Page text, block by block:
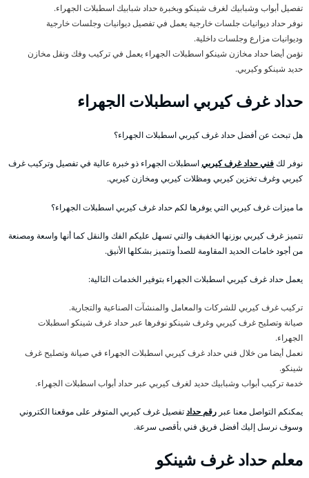
تفصيل أبواب وشبابيك لغرف شينكو وبخبرة حداد شبابيك اسطبلات الجهراء.
نوفر حداد ديوانيات جلسات خارجية يعمل في تفصيل ديوانيات وجلسات خارجية
وديوانيات مزارع وجلسات داخلية.
نؤمن أيضا حداد مخازن شينكو اسطبلات الجهراء يعمل في تركيب وفك ونقل مخازن
حديد شينكو وكيربي.
حداد غرف كيربي اسطبلات الجهراء
هل تبحث عن أفضل حداد غرف كيربي اسطبلات الجهراء؟
نوفر لكفني حداد غرف كيربياسطبلات الجهراء ذو خبرة عالية في تفصيل وتركيب غرف
كيربي وغرف تخزين كيربي ومظلات كيربي ومخازن كيربي.
ما ميزات غرف كيربي التي يوفرها لكم حداد غرف كيربي اسطبلات الجهراء؟
تتميز غرف كيربي بوزنها الخفيف والتي تسهل عليكم الفك والنقل كما أنها واسعة ومصنعة
من أجود خامات الحديد المقاومة للصدأ وتتميز بشكلها الأنيق.
يعمل حداد غرف كيربي اسطبلات الجهراء بتوفير الخدمات التالية:
تركيب غرف كيربي للشركات والمعامل والمنشآت الصناعية والتجارية.
صيانة وتصليح غرف كيربي وغرف شينكو نوفرها عبر حداد غرف شينكو اسطبلات
الجهراء.
نعمل أيضا من خلال فني حداد غرف كيربي اسطبلات الجهراء في صيانة وتصليح غرف
شينكو.
خدمة تركيب أبواب وشبابيك حديد لغرف كيربي عبر حداد أبواب اسطبلات الجهراء.
يمكنكم التواصل معنا عبر رقم حدادتفصيل غرف كيربي المتوفر على موقعنا الكتروني
وسوف نرسل إليك أفضل فريق فني بأقصى سرعة.
معلم حداد غرف شينكو